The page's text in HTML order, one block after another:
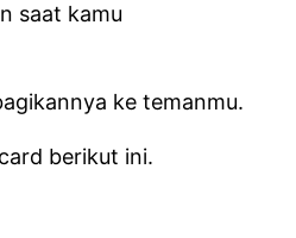
saat kamu
ke temanmu.
berikut ini.